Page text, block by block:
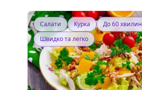
Салати Курка
До 60 хвилин
Швидко та легко